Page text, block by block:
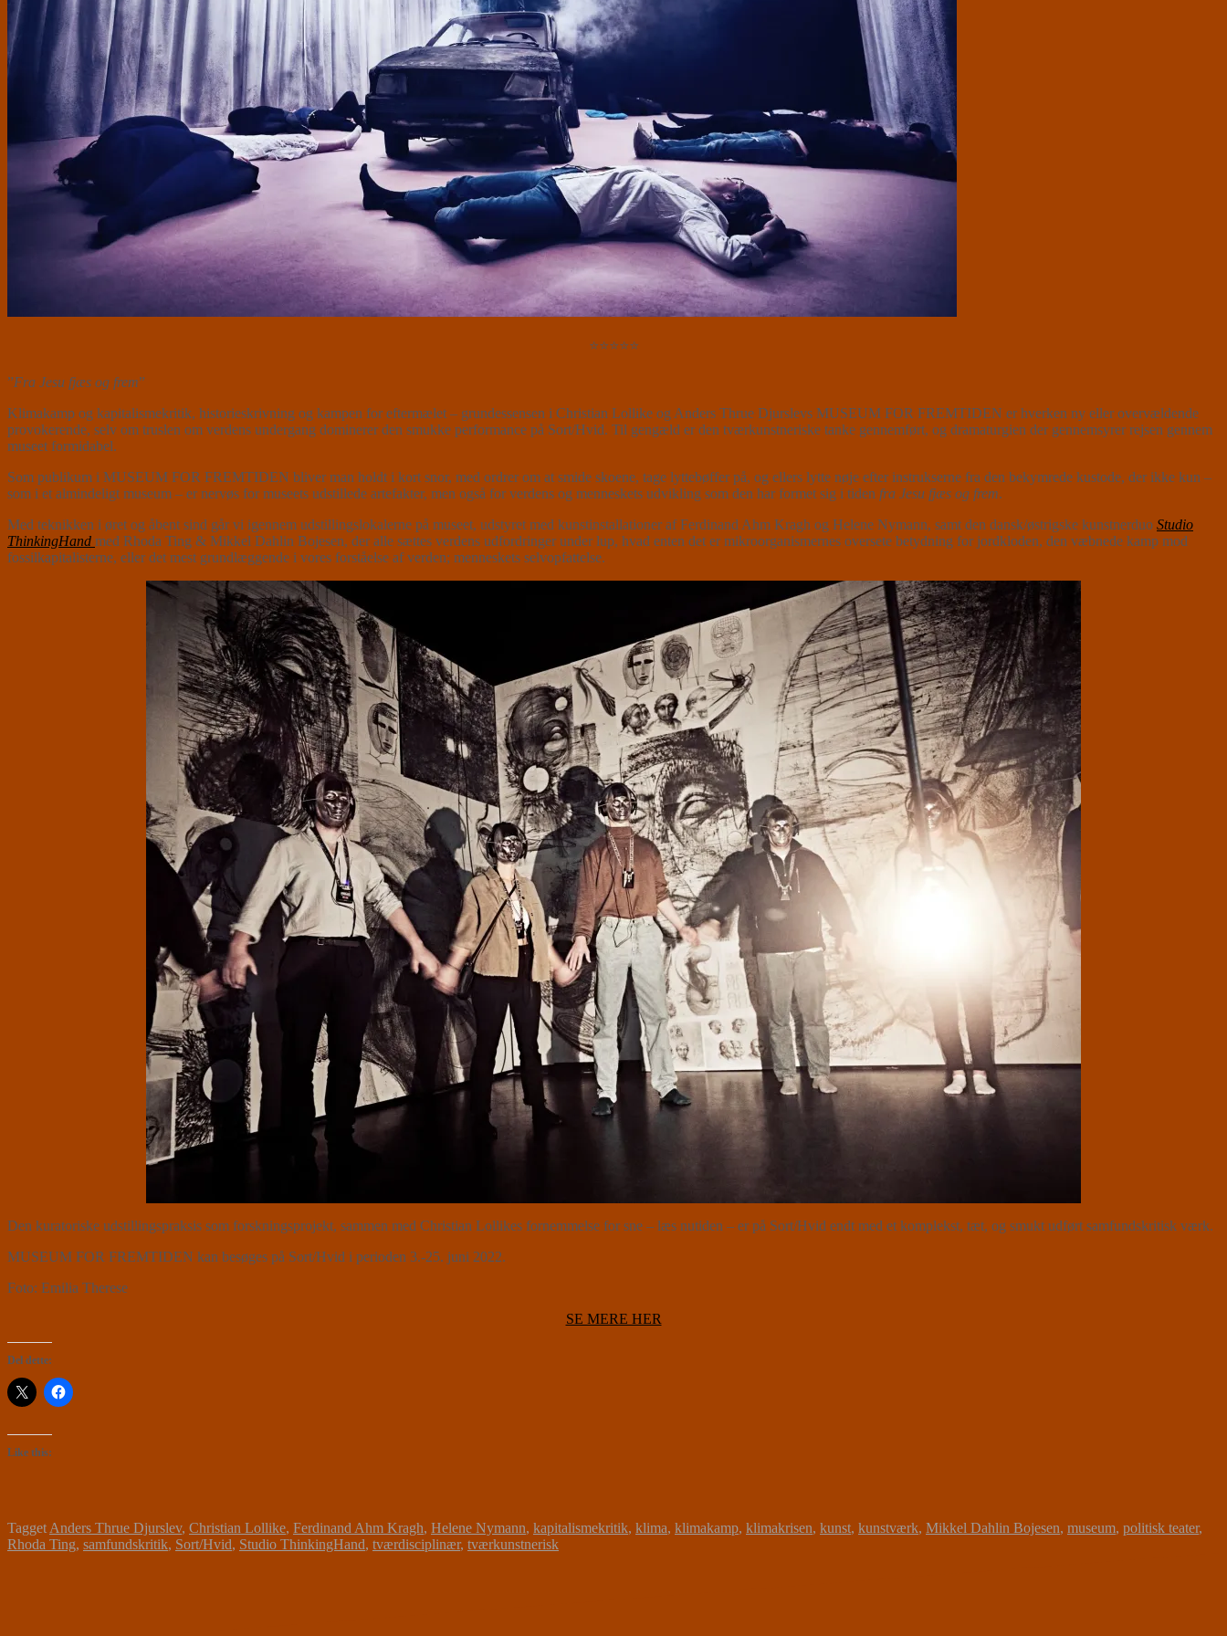
⭐⭐⭐⭐⭐
”Fra Jesu fjæs og frem”
Klimakamp og kapitalismekritik, historieskrivning og kampen for eftermælet – grundessensen i Christian Lollike og Anders Thrue Djurslevs MUSEUM FOR FREMTIDEN er hverken ny eller overvældende
provokerende, selv om truslen om verdens undergang dominerer den smukke performance på Sort/Hvid. Til gengæld er den tværkunstneriske tanke gennemført, og dramaturgien der gennemsyrer rejsen gennem
museet formidabel.
Som publikum i MUSEUM FOR FREMTIDEN bliver man holdt i kort snor, med ordrer om at smide skoene, tage lyttebøffer på, og ellers lytte nøje efter instrukserne fra den bekymrede kustode, der ikke kun –
som i et almindeligt museum – er nervøs for museets udstillede artefakter, men også for verdens og menneskets udvikling som den har formet sig i tiden fra Jesu fjæs og frem.
Med teknikken i øret og åbent sind går vi igennem udstillingslokalerne på museet, udstyret med kunstinstallationer af Ferdinand Ahm Kragh og Helene Nymann, samt den dansk/østrigske kunstnerduo Studio
ThinkingHand med Rhoda Ting & Mikkel Dahlin Bojesen, der alle sættes verdens udfordringer under lup, hvad enten det er mikroorganismernes oversete betydning for jordkloden, den væbnede kamp mod
fossilkapitalisterne, eller det mest grundlæggende i vores forståelse af verden; menneskets selvopfattelse.
Den kuratoriske udstillingspraksis som forskningsprojekt, sammen med Christian Lollikes fornemmelse for sne – læs nutiden – er på Sort/Hvid endt med et komplekst, tæt, og smukt udført samfundskritisk værk.
MUSEUM FOR FREMTIDEN kan besøges på Sort/Hvid i perioden 3.-25. juni 2022.
Foto: Emilia Therese
SE MERE HER
Del dette:
Like this:
Tagget Anders Thrue Djurslev, Christian Lollike, Ferdinand Ahm Kragh, Helene Nymann, kapitalismekritik, klima, klimakamp, klimakrisen, kunst, kunstværk, Mikkel Dahlin Bojesen, museum, politisk teater,
Rhoda Ting, samfundskritik, Sort/Hvid, Studio ThinkingHand, tværdisciplinær, tværkunstnerisk